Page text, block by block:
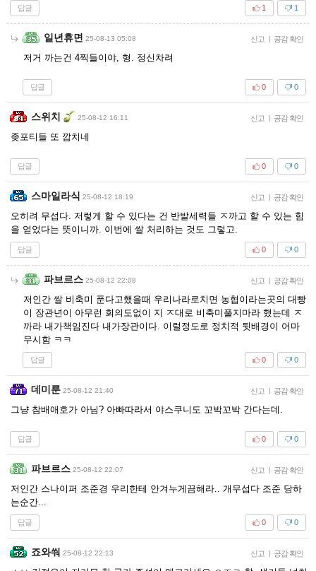
답글 1
1
일년휴면 25-08-13 05:08 신고 | 공감 확인
저거 까는건 4찍들이야, 형. 정신차려
답글 0
0
스위치 25-08-12 16:11 신고 | 공감 확인
좆포티들 또 깝치네
답글 0
0
스마일라식 25-08-12 18:19 신고 | 공감 확인
오히려 무섭다. 저렇게 할 수 있다는 건 반발세력들 ㅈ까고 할 수 있는 힘
을 얻었다는 뜻이니까. 이번에 쌀 처리하는 것도 그렇고.
답글 0
0
파브르스 25-08-12 22:08 신고 | 공감 확인
저인간 쌀 비축미 푼다고했을때 우리나라로치면 농협이라는곳의 대빵
이 장관년이 아무런 회의도없이 지 ㅈ대로 비축미풀지마라 했는데 ㅈ
까라 내가책임진다 내가장관이다. 이럴정도로 정치적 뒷배경이 어마
무시함 ㅋㅋ
답글 0
0
데미룬 25-08-12 21:40 신고 | 공감 확인
그냥 참배애호가 아님? 아빠따라서 야스쿠니도 꼬박꼬박 간다는데.
답글 0
0
파브르스 25-08-12 22:07 신고 | 공감 확인
저인간 스나이퍼 조준경 우리한테 안겨누게끔해라.. 개무섭다 조준 당하
는순간...
답글 0
0
죠와쒀 25-08-12 22:13 신고 | 공감 확인